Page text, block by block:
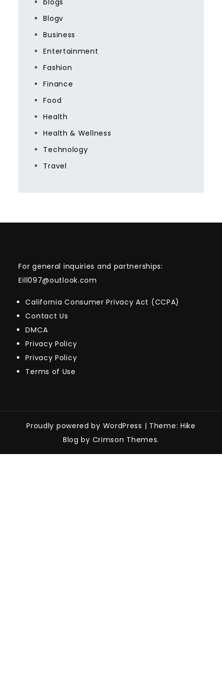
blogs
Blogv
Business
Entertainment
Fashion
Finance
Food
Health
Health & Wellness
Technology
Travel
For general inquiries and partnerships:
Eill097@outlook.com
California Consumer Privacy Act (CCPA)
Contact Us
DMCA
Privacy Policy
Privacy Policy
Terms of Use
Proudly powered by WordPress | Theme: Hike
Blog by Crimson Themes.